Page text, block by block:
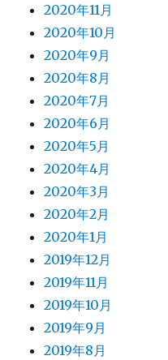
2020年11月
2020年10月
2020年9月
2020年8月
2020年7月
2020年6月
2020年5月
2020年4月
2020年3月
2020年2月
2020年1月
2019年12月
2019年11月
2019年10月
2019年9月
2019年8月